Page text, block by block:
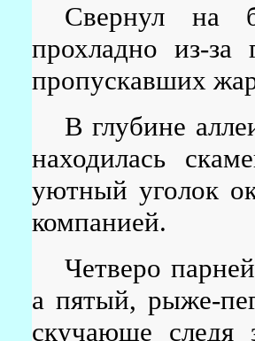
Свернул на
прохладно из-
пропускавших
В глубине
находилась
уютный уголок
компанией.
Четверо
а пятый, рыже-
скучающе следя